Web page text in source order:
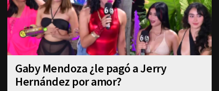
Gaby Mendoza ¿le pagó a Jerry
Hernández por amor?